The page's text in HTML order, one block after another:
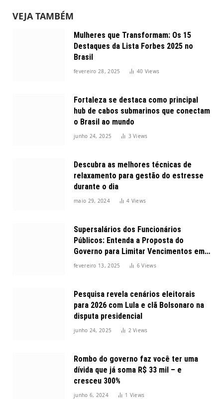
VEJA TAMBÉM
Mulheres que Transformam: Os 15
Destaques da Lista Forbes 2025 no
Brasil
fevereiro 28, 2025 40 Views
Fortaleza se destaca como principal
hub de cabos submarinos que conectam
o Brasil ao mundo
junho 24, 2025 3Views
Descubra as melhores técnicas de
relaxamento para gestão do estresse
durante o dia
maio 29, 2024 4 Views
Supersalários dos Funcionários
Públicos: Entenda a Proposta do
Governo para Limitar Vencimentos em
2025
fevereiro 13, 2025 6Views
Pesquisa revela cenários eleitorais
para 2026 com Lula e clã Bolsonaro na
disputa presidencial
junho 24, 2025 2Views
Rombo do governo faz você ter uma
dívida que já soma R$ 33 mil – e
cresceu 300%
junho 6, 2024 1 Views